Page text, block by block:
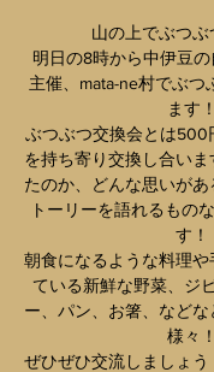
山の上でぶつぶ
明日の8時から中伊豆
主催、mata-ne村でぶつ
ます！
ぶつぶつ交換会とは500
を持ち寄り交換し合い
たのか、どんな思いが
トーリーを語れるもの
す！
朝食になるような料理
ている新鮮な野菜、ジ
ー、パン、お箸、など
様々！
ぜひぜひ交流しましょ